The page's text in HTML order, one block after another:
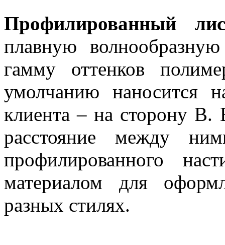
Профилированный
плавную
гамму оттенков
умолчанию
клиента – на сторону
расстояние между
профилированного
материалом для
разных стилях.